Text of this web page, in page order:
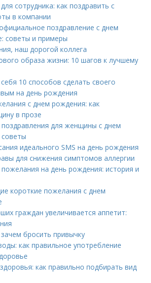
сотрудника: как поздравить с
в компании
поздравление с днем
советы и примеры
наш дорогой коллега
образа жизни: 10 шагов к лучшему
10 способов сделать своего
на день рождения
с днем рождения: как
в прозе
поздравления для женщины с днем
идеального SMS на день рождения
для снижения симптомов аллергии
пожелания на день рождения: история и
короткие пожелания с днем
граждан увеличивается аппетит:
бросить привычку
как правильное употребление
как правильно подбирать вид